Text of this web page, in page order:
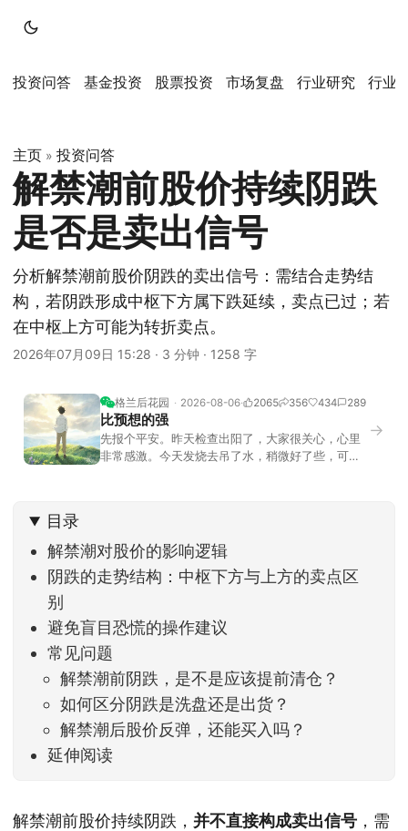
投资问答 基金投资 股票投资 市场复盘 行业研究 行业
主页 » 投资问答
解禁潮前股价持续阴跌
是否是卖出信号
分析解禁潮前股价阴跌的卖出信号：需结合走势结
构，若阴跌形成中枢下方属下跌延续，卖点已过；若
在中枢上方可能为转折卖点。
2026年07月09日 15:28 · 3 分钟 · 1258 字
格兰后花园 2026-08-06 2065 356 434 289
比预想的强
先报个平安。昨天检查出阳了，大家很关心，心里
非常感激。今天发烧去吊了水，稍微好了些，可没
去相差不大，但细看下来，跌幅超过3%的只有不到
→
目录
解禁潮对股价的影响逻辑
阴跌的走势结构：中枢下方与上方的卖点区
别
避免盲目恐慌的操作建议
常见问题
解禁潮前阴跌，是不是应该提前清仓？
如何区分阴跌是洗盘还是出货？
解禁潮后股价反弹，还能买入吗？
延伸阅读
解禁潮前股价持续阴跌， 并不直接构成卖出信号 ，需